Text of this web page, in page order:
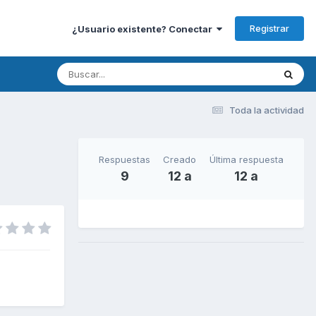
¿Usuario existente? Conectar Registrar
Toda la actividad
Respuestas
9
Creado
12 a
Última respuesta
12 a